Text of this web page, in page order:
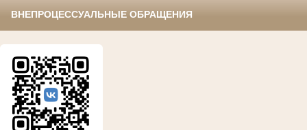
ВНЕПРОЦЕССУАЛЬНЫЕ ОБРАЩЕНИЯ